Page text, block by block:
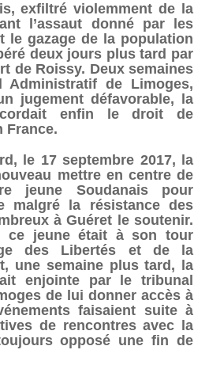
exfiltré violemment de la
l’assaut donné par les
le gazage de la population
deux jours plus tard par
de Roissy. Deux semaines
Administratif de Limoges,
jugement défavorable, la
enfin le droit de
France.
le 17 septembre 2017, la
mettre en centre de
jeune Soudanais pour
malgré la résistance des
à Guéret le soutenir.
ce jeune était à son tour
des Libertés et de la
une semaine plus tard, la
enjointe par le tribunal
de lui donner accès à
faisaient suite à
de rencontres avec la
opposé une fin de